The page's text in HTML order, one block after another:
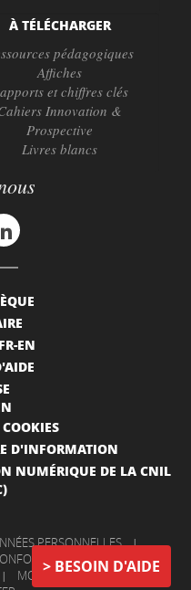
BESOIN D'AIDE
À TÉLÉCHARGER
pédagogiques
Affiches
et chiffres clés
Innovation &
Prospective
Livres blancs
EN
D'INFORMATION
NUMÉRIQUE DE LA CNIL
PERSONNELLES |
|
INFORMATIONS
| MON COMPTE |
NOUS